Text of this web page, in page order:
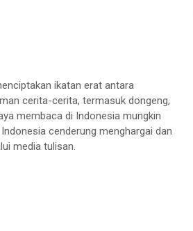
ikatan erat antara
cerita-cerita, termasuk dongeng,
membaca di Indonesia mungkin
cenderung menghargai dan
media tulisan.